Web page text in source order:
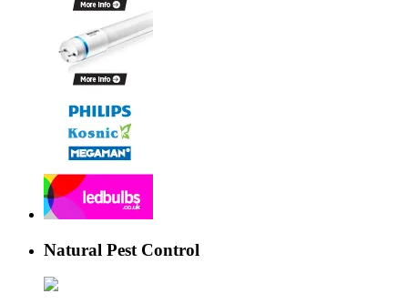
Natural Pest Control